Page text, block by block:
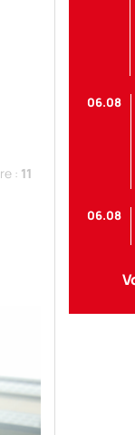
: 11
06.08
06.08